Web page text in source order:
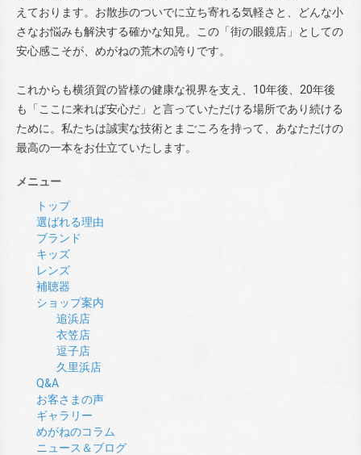
えております。お散歩のついでに立ち寄れる気軽さと、どんな小
さなお悩みも解決する確かな知見。この「街の眼鏡店」としての
安心感こそが、めがねの荒木の誇りです。
これからも横須賀の皆様の健康な視界を支え、10年後、20年後
も「ここに来れば安心だ」と言っていただける場所であり続ける
ために。私たちは誠実な技術とまごころを持って、あなただけの
最高の一本をお仕立ていたします。
メニュー
トップ
選ばれる理由
ブランド
キッズ
レンズ
補聴器
ショップ案内
追浜店
衣笠店
逗子店
久里浜店
Q&A
お客さまの声
ギャラリー
めがねのコラム
ニュース＆ブログ